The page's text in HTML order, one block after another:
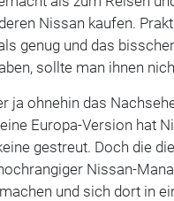
Nissan kaufen.
genug und das
sollte man ihnen
ja ohnehin das
Europa-Version hat
gestreut. Doch die
Nissan-
und sich dort in